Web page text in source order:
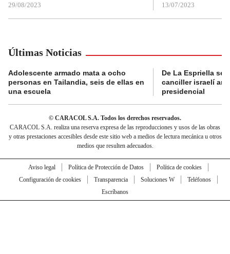
29/08/2023 13/07/2023
Últimas Noticias
Adolescente armado mata a ocho
personas en Tailandia, seis de ellas en
una escuela
De La Espriella se
canciller israelí
presidencial
© CARACOL S.A. Todos los derechos reservados.
CARACOL S.A. realiza una reserva expresa de las reproducciones y usos de las obras
y otras prestaciones accesibles desde este sitio web a medios de lectura mecánica u otros
medios que resulten adecuados.
Aviso legal Política de Protección de Datos
Política de cookies
Configuración de cookies
Transparencia Soluciones W
Teléfonos
Escríbanos